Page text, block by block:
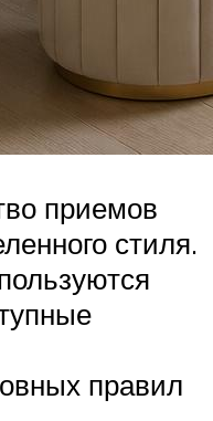
приемов
стиля.
правил